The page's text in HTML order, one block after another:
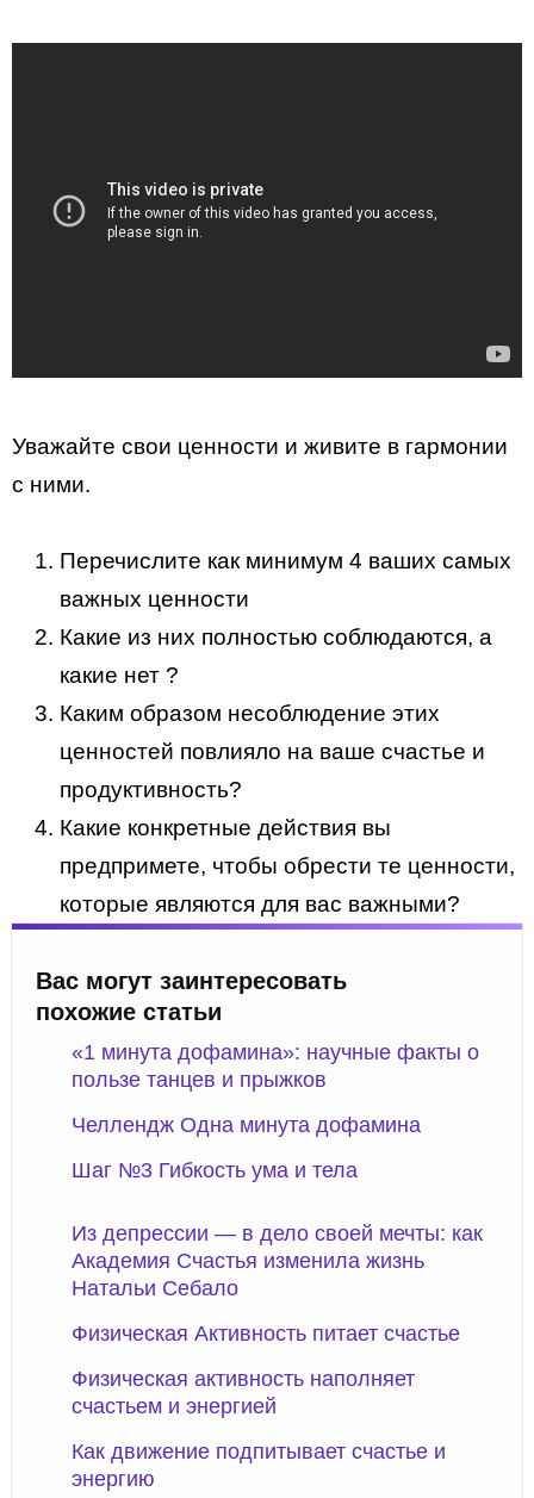
Уважайте свои ценности и живите в гармонии
с ними.
Перечислите как минимум 4 ваших самых
важных ценности
Какие из них полностью соблюдаются, а
какие нет ?
Каким образом несоблюдение этих
ценностей повлияло на ваше счастье и
продуктивность?
Какие конкретные действия вы
предпримете, чтобы обрести те ценности,
которые являются для вас важными?
Вас могут заинтересовать
похожие статьи
«1 минута дофамина»: научные факты о
пользе танцев и прыжков
Челлендж Одна минута дофамина
Шаг №3 Гибкость ума и тела
Из депрессии — в дело своей мечты: как
Академия Счастья изменила жизнь
Натальи Себало
Физическая Активность питает счастье
Физическая активность наполняет
счастьем и энергией
Как движение подпитывает счастье и
энергию